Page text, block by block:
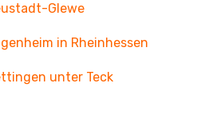
Glewe
in Rheinhessen
unter Teck